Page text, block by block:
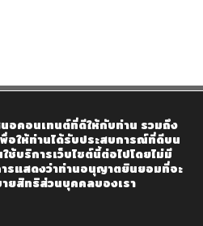
Co., Ltd - Design by KTn
อคอนเทนต์ที่ดีให้กับท่าน รวมถึง
อให้ท่านได้รับประสบการณ์ที่ดีบน
ช้บริการเว็บไซต์นี้ต่อไปโดยไม่มี
รแสดงว่าท่านอนุญาตยินยอมที่จะ
ยสิทธิส่วนบุคคลของเรา